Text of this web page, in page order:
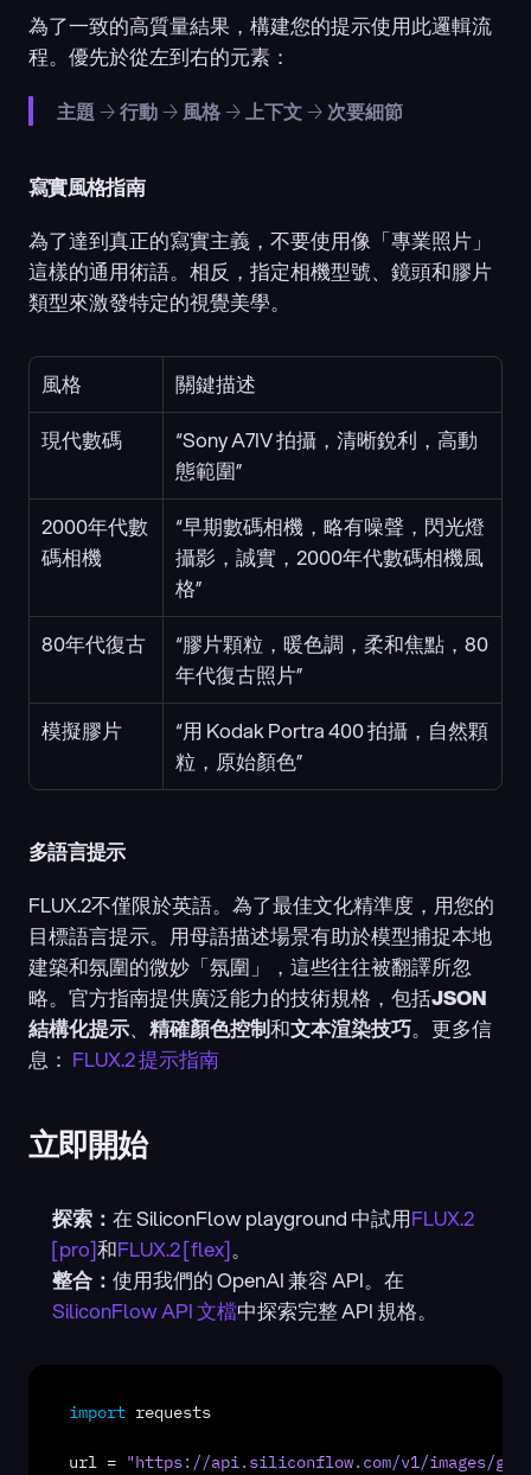
為了一致的高質量結果，構建您的提示使用此邏輯流
程。優先於從左到右的元素：
主題 → 行動 → 風格 → 上下文 → 次要細節
寫實風格指南
為了達到真正的寫實主義，不要使用像「專業照片」
這樣的通用術語。相反，指定相機型號、鏡頭和膠片
類型來激發特定的視覺美學。
風格
關鍵描述
現代數碼
“Sony A7IV 拍攝，清晰銳利，高動
態範圍”
2000年代數
碼相機
“早期數碼相機，略有噪聲，閃光燈
攝影，誠實，2000年代數碼相機風
格”
80年代復古
“膠片顆粒，暖色調，柔和焦點，80
年代復古照片”
模擬膠片
“用 Kodak Portra 400 拍攝，自然顆
粒，原始顏色”
多語言提示
FLUX.2不僅限於英語。為了最佳文化精準度，用您的
目標語言提示。用母語描述場景有助於模型捕捉本地
建築和氛圍的微妙「氛圍」，這些往往被翻譯所忽
略。官方指南提供廣泛能力的技術規格，包括JSON
結構化提示、 精確顏色控制和文本渲染技巧。更多信
息： FLUX.2 提示指南
立即開始
探索： 在 SiliconFlow playground 中試用FLUX.2
[pro]和FLUX.2 [flex]。
整合： 使用我們的 OpenAI 兼容 API。在
SiliconFlow API 文檔中探索完整 API 規格。
import requests
url = "https://api.siliconflow.com/v1/images/